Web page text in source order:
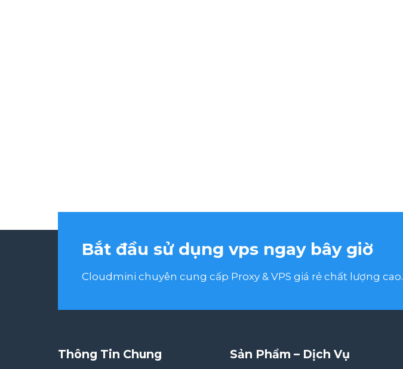
Bắt đầu sử dụng vps ngay bây giờ
Cloudmini chuyên cung cấp Proxy & VPS giá rẻ chất lượng cao.
Thông Tin Chung Sản Phẩm – Dịch Vụ